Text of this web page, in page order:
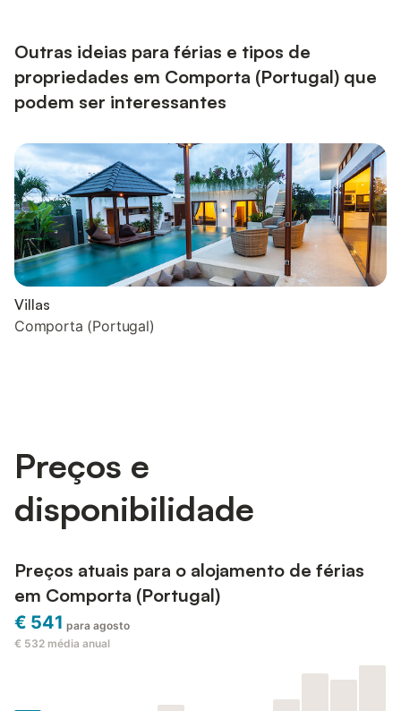
Outras ideias para férias e tipos de
propriedades em Comporta (Portugal) que
podem ser interessantes
Villas
Comporta (Portugal)
Preços e
disponibilidade
Preços atuais para o alojamento de férias
em Comporta (Portugal)
€ 541 para agosto
€ 532 média anual